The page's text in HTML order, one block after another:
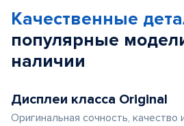
Качественные
популярные
наличии
Дисплеи класса Original
Оригинальная сочность, качество